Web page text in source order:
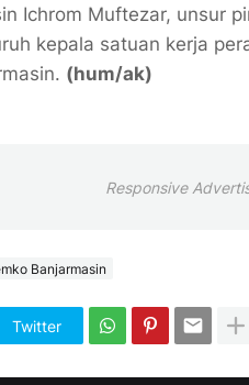
Ichrom Muftezar, unsur
kepala satuan kerja
(hum/ak)
Responsive
Banjarmasin
Twitter